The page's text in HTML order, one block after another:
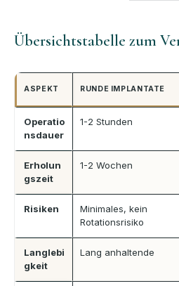
Übersichtstabelle zum
ASPEKT RUNDE IMPLANTATE
Operatio
nsdauer
1-2 Stunden
Erholun
gszeit
1-2 Wochen
Risiken
Minimales, kein
Rotationsrisiko
Langlebi
gkeit
Lang anhaltende